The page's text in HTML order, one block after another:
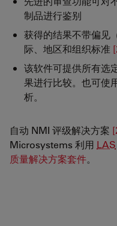
制品进行鉴别
获得的结果不带偏见
际、地区和组织标准
该软件可提供所有选
果进行比较。也可使
析。
自动 NMI 评级解决方案
Microsystems 利用 LAS
质量解决方案套件。